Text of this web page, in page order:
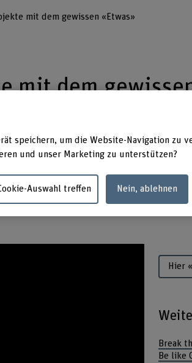
mit dem gewissen «Etwas»
mit dem
hat das Start-up «Break the
bei der digitalen
und gestalterischen
Hier
Break
Be like
speichern, um die Website-Navigation zu
und unser Marketing zu unterstützen?
Auswahl treffen Nein, ablehnen